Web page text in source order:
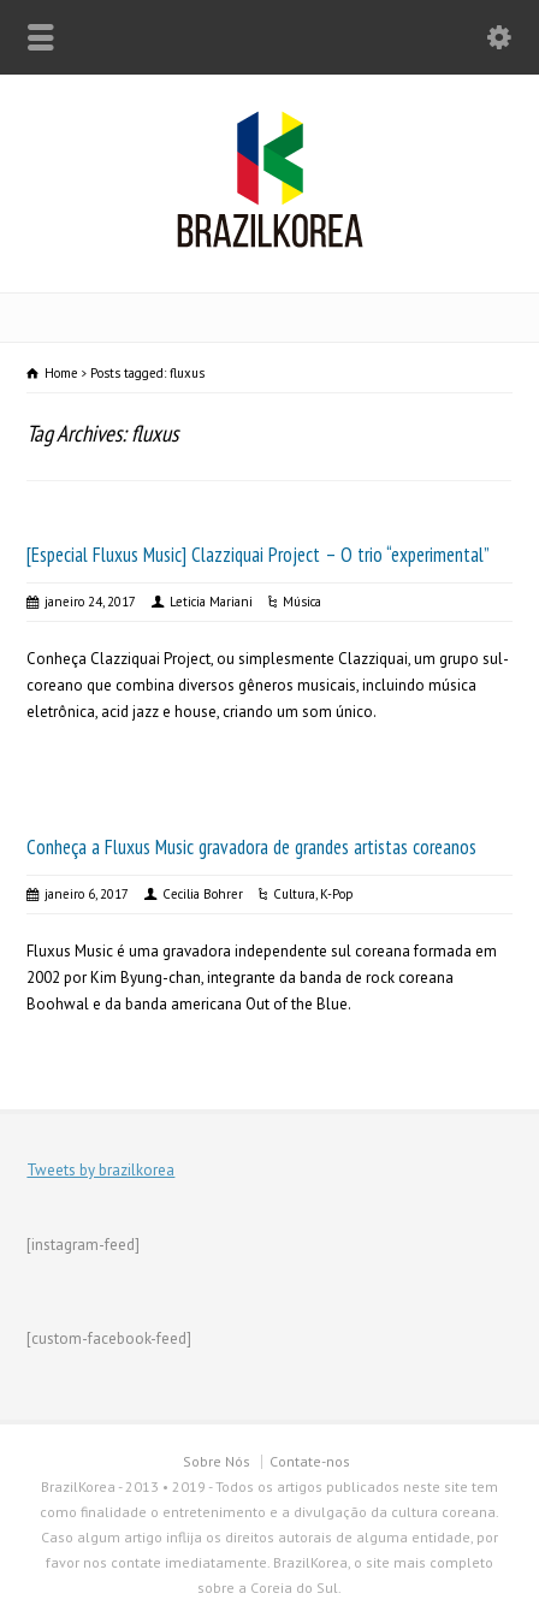
Home Posts tagged: fluxus
Tag Archives: fluxus
[Especial Fluxus Music] Clazziquai Project – O trio “experimental”
janeiro 24, 2017 Leticia Mariani Música
Conheça Clazziquai Project, ou simplesmente Clazziquai, um grupo sul-
coreano que combina diversos gêneros musicais, incluindo música
eletrônica, acid jazz e house, criando um som único.
Conheça a Fluxus Music gravadora de grandes artistas coreanos
janeiro 6, 2017 Cecilia Bohrer Cultura, K-Pop
Fluxus Music é uma gravadora independente sul coreana formada em
2002 por Kim Byung-chan, integrante da banda de rock coreana
Boohwal e da banda americana Out of the Blue.
Tweets by brazilkorea
[instagram-feed]
[custom-facebook-feed]
Sobre Nós
Contate-nos
BrazilKorea - 2013 • 2019 - Todos os artigos publicados neste site tem
como finalidade o entretenimento e a divulgação da cultura coreana.
Caso algum artigo inflija os direitos autorais de alguma entidade, por
favor nos contate imediatamente. BrazilKorea, o site mais completo
sobre a Coreia do Sul.